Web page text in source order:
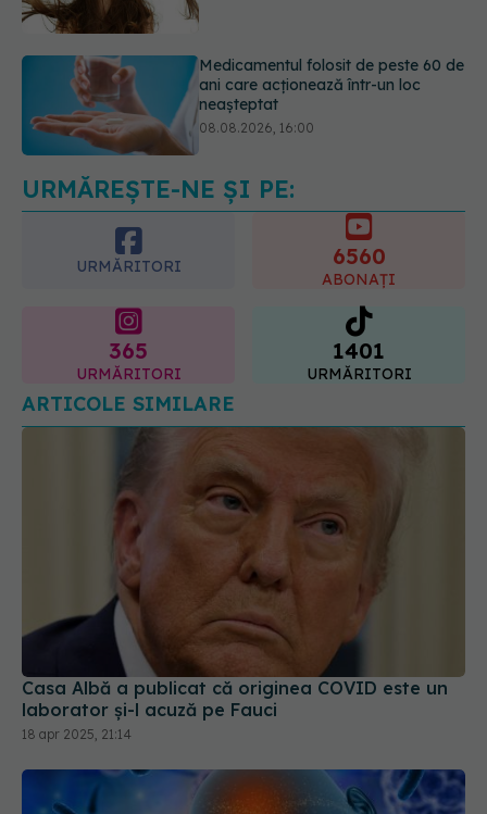
Transpirații nocturne: semnul ignorat
care poate ascunde probleme
serioase de sănătate
URMĂREȘTE-NE ȘI PE:
URMĂRITORI 6560
ABONAȚI
365
URMĂRITORI
1401
URMĂRITORI
ARTICOLE SIMILARE
Casa Albă a publicat că originea COVID este un
laborator și-l acuză pe Fauci
18 apr 2025, 21:14